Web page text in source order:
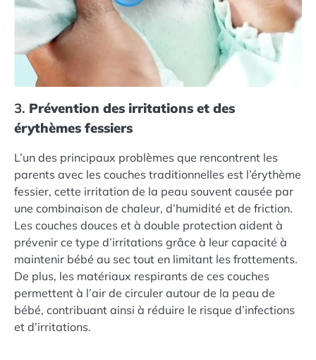
3. Prévention des irritations et des
érythèmes fessiers
L’un des principaux problèmes que rencontrent les
parents avec les couches traditionnelles est l’érythème
fessier, cette irritation de la peau souvent causée par
une combinaison de chaleur, d’humidité et de friction.
Les couches douces et à double protection aident à
prévenir ce type d’irritations grâce à leur capacité à
maintenir bébé au sec tout en limitant les frottements.
De plus, les matériaux respirants de ces couches
permettent à l’air de circuler autour de la peau de
bébé, contribuant ainsi à réduire le risque d’infections
et d’irritations.